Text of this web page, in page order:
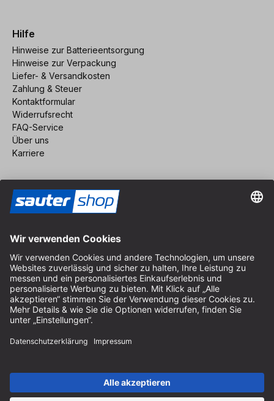
Hilfe
Hinweise zur Batterieentsorgung
Hinweise zur Verpackung
Liefer- & Versandkosten
Zahlung & Steuer
Kontaktformular
Widerrufsrecht
FAQ-Service
Über uns
Karriere
Impressum
AGB
Datenschutz
Cookie-Einstellungen
© 2026 sauter GmbH
* kostenloser Versand ab 150 Euro Bestellwert innerhalb
Deutschlands für die Standard-Paketgrößen - ausgenommen
Sperrgut und Fracht